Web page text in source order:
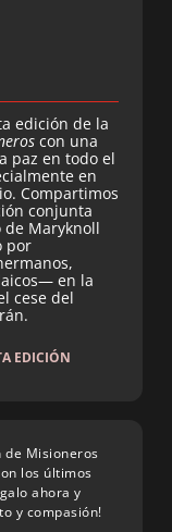
edición de la
con una
paz en todo el
en
Compartimos
conjunta
Maryknoll
por
en la
cese del
EDICIÓN
de Misioneros
los últimos
ahora y
y compasión!